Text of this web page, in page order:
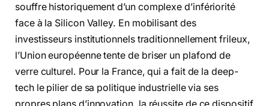
souffre historiquement d’un complexe d’infériorité
face à la Silicon Valley. En mobilisant des
investisseurs institutionnels traditionnellement frileux,
l’Union européenne tente de briser un plafond de
verre culturel. Pour la France, qui a fait de la deep-
tech le pilier de sa politique industrielle via ses
propres plans d’innovation, la réussite de ce dispositif